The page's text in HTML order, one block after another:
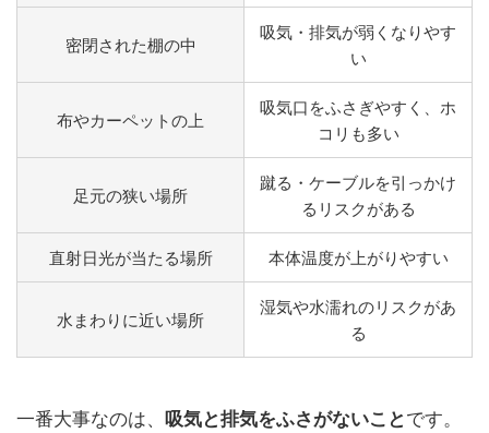
密閉された棚の中
吸気・排気が弱くなりやす
い
布やカーペットの上
吸気口をふさぎやすく、ホ
コリも多い
足元の狭い場所
蹴る・ケーブルを引っかけ
るリスクがある
直射日光が当たる場所 本体温度が上がりやすい
水まわりに近い場所
湿気や水濡れのリスクがあ
る
一番大事なのは、 吸気と排気をふさがないことです。